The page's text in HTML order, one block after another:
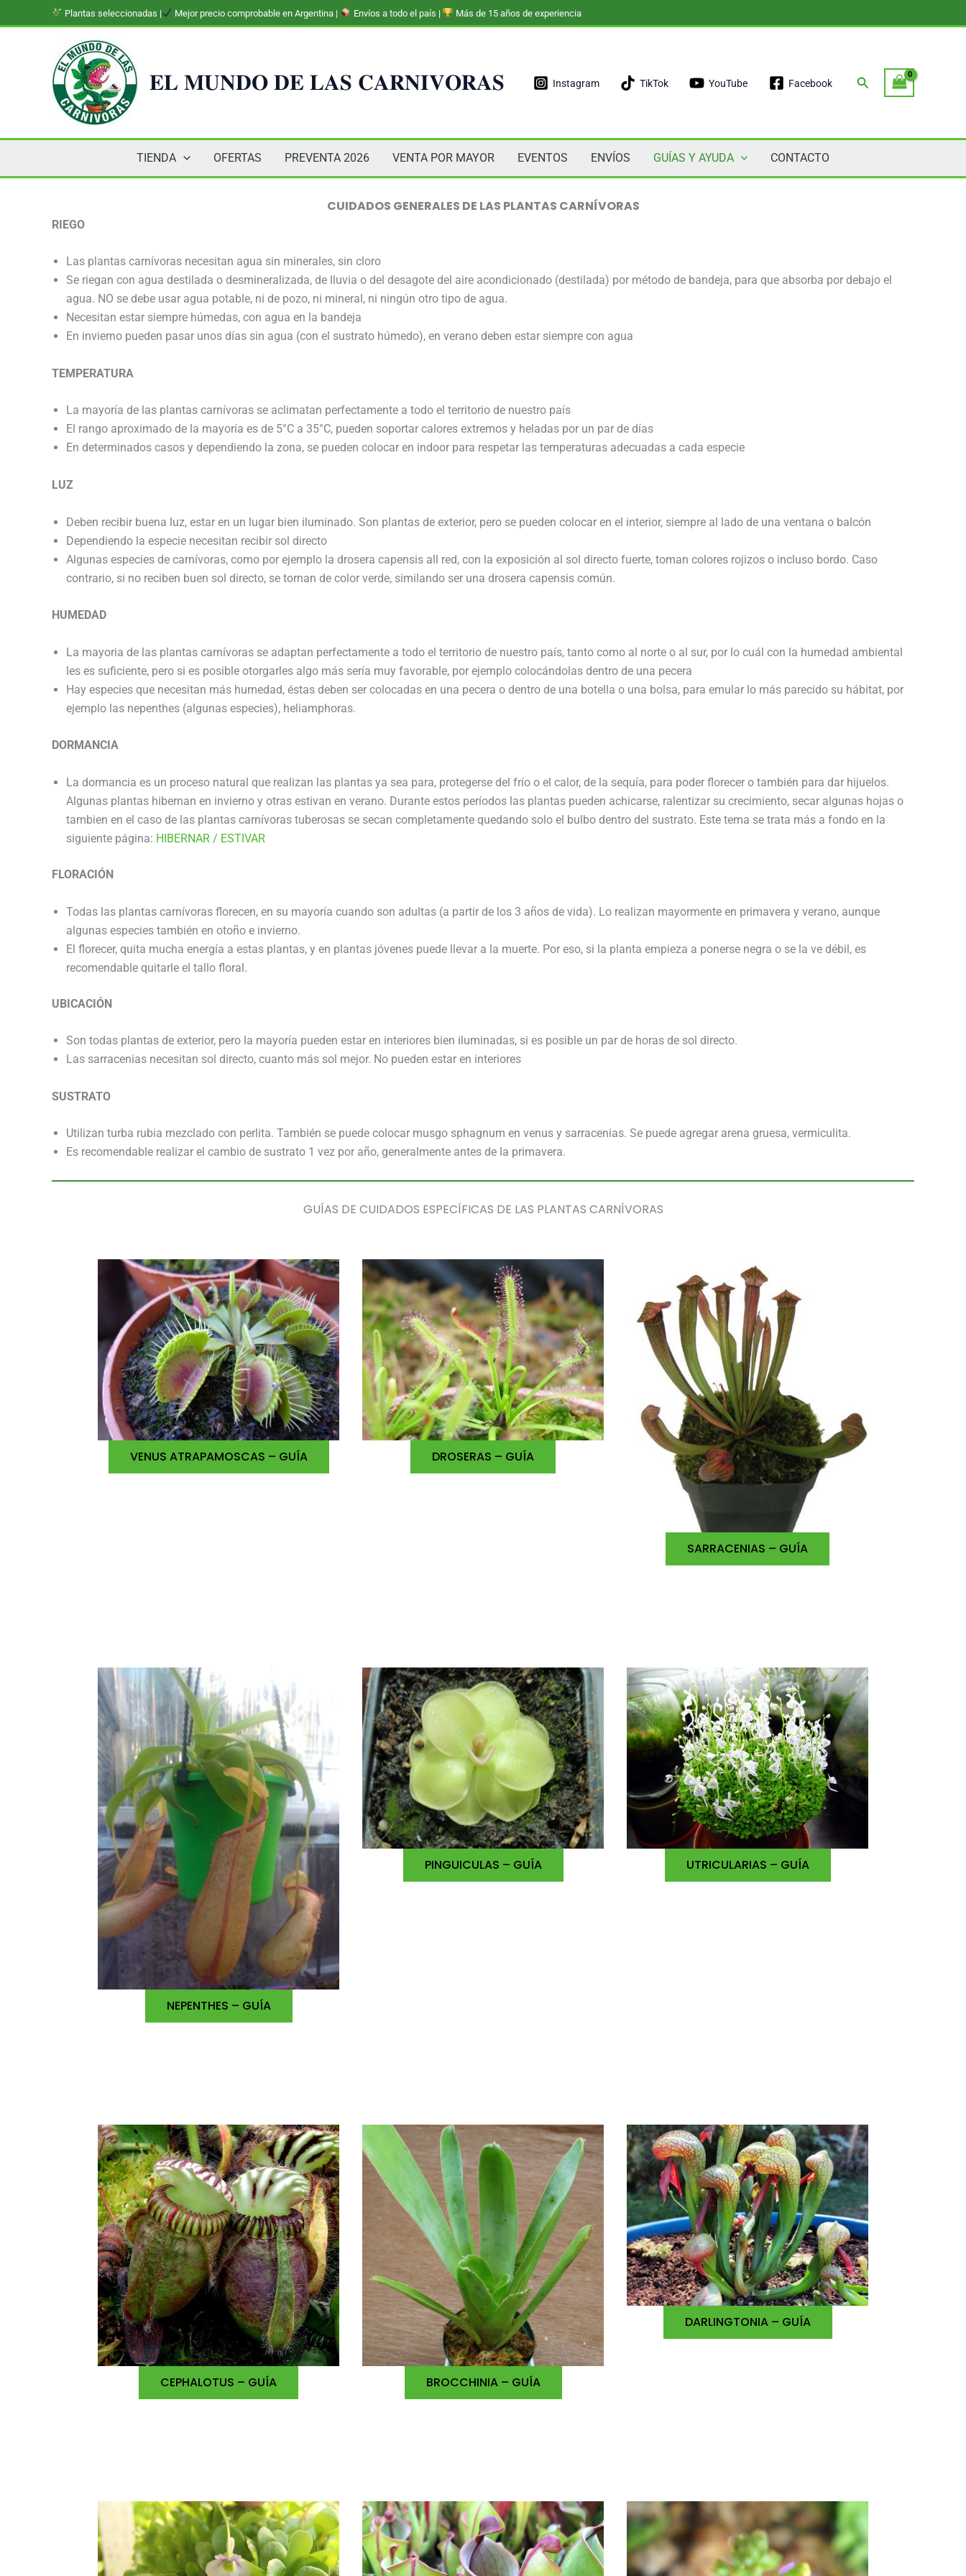
al
Plantas seleccionadas | Mejor precio comprobable en Argentina | Envíos a todo el país | Más de 15 años de experiencia
𝐄𝐋 𝐌𝐔𝐍𝐃𝐎 𝐃𝐄 𝐋𝐀𝐒 𝐂𝐀𝐑𝐍𝐈𝐕𝐎𝐑𝐀𝐒 Instagram TikTok YouTube Facebook Buscar
TIENDA OFERTAS PREVENTA 2026 VENTA POR MAYOR EVENTOS ENVÍOS GUÍAS Y AYUDA CONTACTO
CUIDADOS GENERALES DE LAS PLANTAS CARNÍVORAS
RIEGO
Las plantas carnívoras necesitan agua sin minerales, sin cloro
Se riegan con agua destilada o desmineralizada, de lluvia o del desagote del aire acondicionado (destilada) por método de bandeja, para que absorba por debajo el
agua. NO se debe usar agua potable, ni de pozo, ni mineral, ni ningún otro tipo de agua.
Necesitan estar siempre húmedas, con agua en la bandeja
En invierno pueden pasar unos días sin agua (con el sustrato húmedo), en verano deben estar siempre con agua
TEMPERATURA
La mayoría de las plantas carnívoras se aclimatan perfectamente a todo el territorio de nuestro país
El rango aproximado de la mayoría es de 5°C a 35°C, pueden soportar calores extremos y heladas por un par de días
En determinados casos y dependiendo la zona, se pueden colocar en indoor para respetar las temperaturas adecuadas a cada especie
LUZ
Deben recibir buena luz, estar en un lugar bien iluminado. Son plantas de exterior, pero se pueden colocar en el interior, siempre al lado de una ventana o balcón
Dependiendo la especie necesitan recibir sol directo
Algunas especies de carnívoras, como por ejemplo la drosera capensis all red, con la exposición al sol directo fuerte, toman colores rojizos o incluso bordo. Caso
contrario, si no reciben buen sol directo, se tornan de color verde, similando ser una drosera capensis común.
HUMEDAD
La mayoria de las plantas carnívoras se adaptan perfectamente a todo el territorio de nuestro país, tanto como al norte o al sur, por lo cuál con la humedad ambiental
les es suficiente, pero si es posible otorgarles algo más sería muy favorable, por ejemplo colocándolas dentro de una pecera
Hay especies que necesitan más humedad, éstas deben ser colocadas en una pecera o dentro de una botella o una bolsa, para emular lo más parecido su hábitat, por
ejemplo las nepenthes (algunas especies), heliamphoras.
DORMANCIA
La dormancia es un proceso natural que realizan las plantas ya sea para, protegerse del frío o el calor, de la sequía, para poder florecer o también para dar hijuelos.
Algunas plantas hibernan en invierno y otras estivan en verano. Durante estos períodos las plantas pueden achicarse, ralentizar su crecimiento, secar algunas hojas o
tambien en el caso de las plantas carnívoras tuberosas se secan completamente quedando solo el bulbo dentro del sustrato. Este tema se trata más a fondo en la
siguiente página: HIBERNAR / ESTIVAR
FLORACIÓN
Todas las plantas carnívoras florecen, en su mayoría cuando son adultas (a partir de los 3 años de vida). Lo realizan mayormente en primavera y verano, aunque
algunas especies también en otoño e invierno.
El florecer, quita mucha energía a estas plantas, y en plantas jóvenes puede llevar a la muerte. Por eso, si la planta empieza a ponerse negra o se la ve débil, es
recomendable quitarle el tallo floral.
UBICACIÓN
Son todas plantas de exterior, pero la mayoría pueden estar en interiores bien iluminadas, si es posible un par de horas de sol directo.
Las sarracenias necesitan sol directo, cuanto más sol mejor. No pueden estar en interiores
SUSTRATO
Utilizan turba rubia mezclado con perlita. También se puede colocar musgo sphagnum en venus y sarracenias. Se puede agregar arena gruesa, vermiculita.
Es recomendable realizar el cambio de sustrato 1 vez por año, generalmente antes de la primavera.
GUÍAS DE CUIDADOS ESPECÍFICAS DE LAS PLANTAS CARNÍVORAS
VENUS ATRAPAMOSCAS – GUÍA DROSERAS – GUÍA
SARRACENIAS – GUÍA
NEPENTHES – GUÍA
PINGUICULAS – GUÍA UTRICULARIAS – GUÍA
CEPHALOTUS – GUÍA BROCCHINIA – GUÍA
DARLINGTONIA – GUÍA